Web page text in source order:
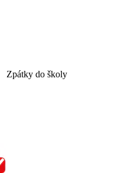
Zpátky do školy